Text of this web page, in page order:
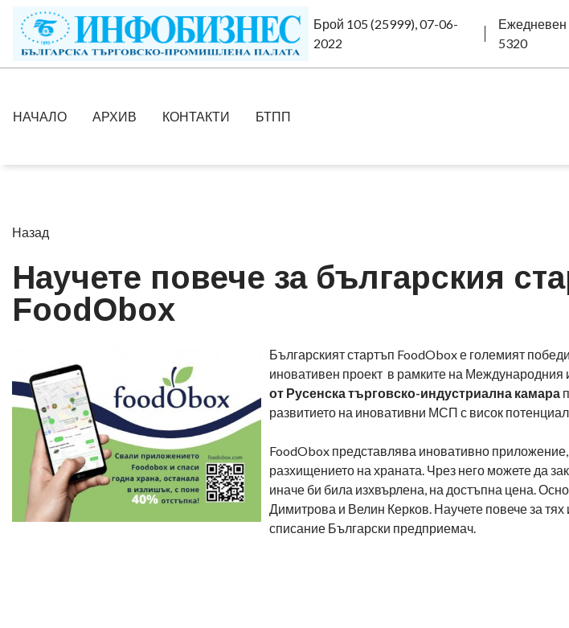
Брой 105 (25999), 07-06-
2022
Ежедневен
5320
НАЧАЛО АРХИВ КОНТАКТИ БТПП
Назад
Научете повече за българския
FoodObox
Българският стартъп FoodObox е големият
иновативен проект в рамките на Международния
от Русенска търговско-индустриална камара
развитието на иновативни МСП с висок
FoodObox представлява иновативно
разхищението на храната. Чрез него можете да
иначе би била изхвърлена, на достъпна цена.
Димитрова и Велин Керков. Научете повече за тях
списание Български предприемач.